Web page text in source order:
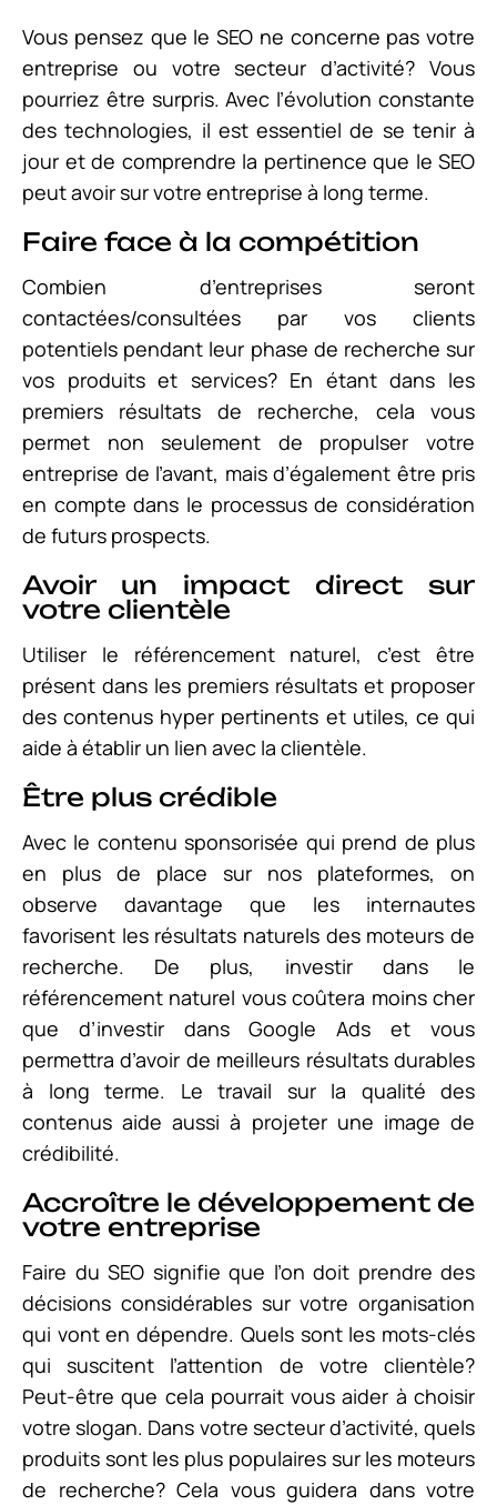
Vous pensez que le SEO ne concerne pas votre
entreprise ou votre secteur d’activité? Vous
pourriez être surpris. Avec l’évolution constante
des technologies, il est essentiel de se tenir à
jour et de comprendre la pertinence que le SEO
peut avoir sur votre entreprise à long terme.
Faire face à la compétition
Combien d’entreprises seront
contactées/consultées par vos clients
potentiels pendant leur phase de recherche sur
vos produits et services? En étant dans les
premiers résultats de recherche, cela vous
permet non seulement de propulser votre
entreprise de l’avant, mais d’également être pris
en compte dans le processus de considération
de futurs prospects.
Avoir un impact direct sur
votre clientèle
Utiliser le référencement naturel, c’est être
présent dans les premiers résultats et proposer
des contenus hyper pertinents et utiles, ce qui
aide à établir un lien avec la clientèle.
Être plus crédible
Avec le contenu sponsorisée qui prend de plus
en plus de place sur nos plateformes, on
observe davantage que les internautes
favorisent les résultats naturels des moteurs de
recherche. De plus, investir dans le
référencement naturel vous coûtera moins cher
que d’investir dans Google Ads et vous
permettra d’avoir de meilleurs résultats durables
à long terme. Le travail sur la qualité des
contenus aide aussi à projeter une image de
crédibilité.
Accroître le développement de
votre entreprise
Faire du SEO signifie que l’on doit prendre des
décisions considérables sur votre organisation
qui vont en dépendre. Quels sont les mots-clés
qui suscitent l’attention de votre clientèle?
Peut-être que cela pourrait vous aider à choisir
votre slogan. Dans votre secteur d’activité, quels
produits sont les plus populaires sur les moteurs
de recherche? Cela vous guidera dans votre